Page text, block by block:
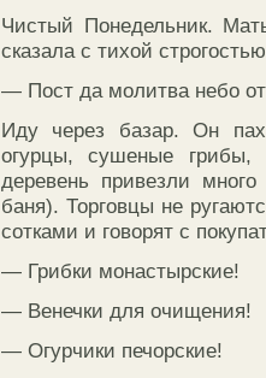
Чистый Понедельник.
сказала с тихой
— Пост да молитва небо
Иду через базар. Он
огурцы, сушеные грибы,
деревень привезли
баня). Торговцы не
сотками и говорят с
— Грибки монастырские!
— Венечки для очищения!
— Огурчики печорские!